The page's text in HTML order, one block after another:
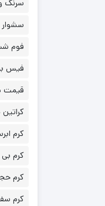
سرنگ
سشوار
فوم
فیس
قیمت
کرم
کرم
کرم
کرم